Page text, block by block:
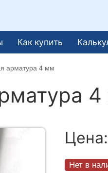
Как купить
арматура 4 мм
Цена:
Нет в